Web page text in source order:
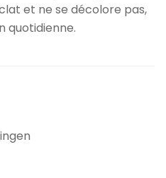
et ne se décolore pas,
quotidienne.